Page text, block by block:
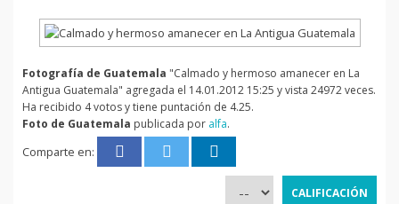
Fotografía de Guatemala "Calmado y hermoso amanecer en La
Antigua Guatemala" agregada el 14.01.2012 15:25 y vista 24972 veces.
Ha recibido 4 votos y tiene puntación de 4.25.
Foto de Guatemala publicada por alfa.
Comparte en: